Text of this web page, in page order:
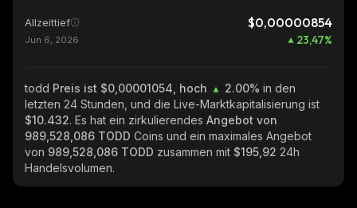
Allzeittief $0,00000854
Jun 6, 2026 23,47%
todd Preis ist $0,00001054, hoch 2.00% in den
letzten 24 Stunden, und die Live-Marktkapitalisierung ist
$10.432. Es hat ein zirkulierendes Angebot von
989,528,086 TODD Coins und ein maximales Angebot
von 989,528,086 TODD zusammen mit $195,92 24h
Handelsvolumen.